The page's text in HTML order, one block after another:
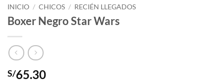
INICIO / CHICOS / RECIÉN LLEGADOS
Boxer Negro Star Wars
S/65.30